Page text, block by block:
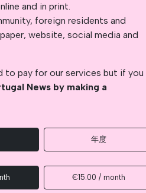
and in print.
foreign residents and
website, social media and
to pay for our services but if you
News by making a
年度
€15.00 / month